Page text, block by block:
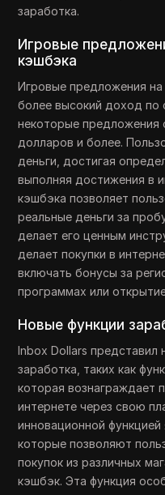
заработка.
Игровые
кэшбэка
Игровые предложения на
более высокий доход по
некоторые предложения
долларов и более.
деньги, достигая
выполняя достижения в
кэшбэка позволяет
реальные деньги за
делает его ценным
делает покупки в
включать бонусы за
программах или
Новые функции
Inbox Dollars представил
заработка, таких как
которая вознаграждает
интернете через свою
инновационной функцией
которые позволяют
покупок из различных
кэшбэк. Эта функция